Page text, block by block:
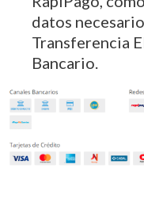
datos
Transferencia
Bancario.